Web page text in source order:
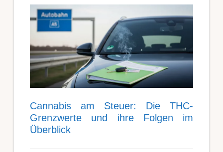
Can­nabis am Steu­er: Die THC-
Grenz­werte und ihre Folgen im
Über­blick